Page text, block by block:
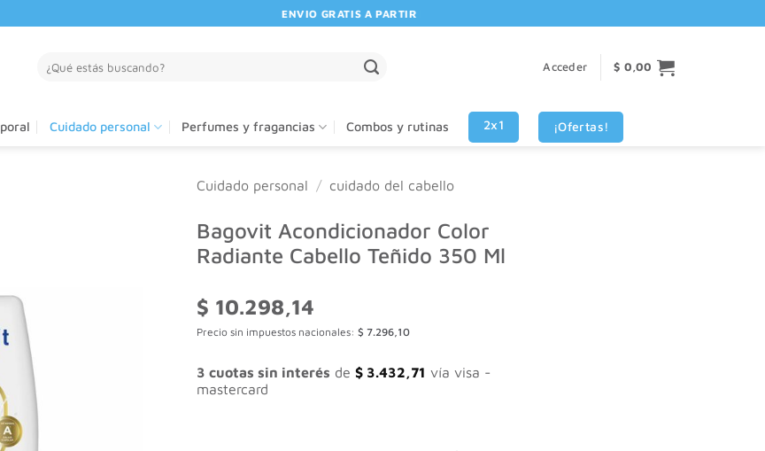
ENVIO GRATIS A PARTIR DE $80.000! 🚚 | 💳 3 CUOTAS SIN INTERES VISA - MASTERCARD
por:
Acceder $ 0,00
Cuidado personal Perfumes y fragancias Combos y rutinas 2x1 ¡Ofertas!
Cuidado personal / cuidado del cabello
Bagovit Acondicionador Color
Radiante Cabello Teñido 350 Ml
$ 10.298,14
Precio sin impuestos nacionales: $ 7.296,10
3 cuotas sin interés de $ 3.432,71 vía visa -
mastercard